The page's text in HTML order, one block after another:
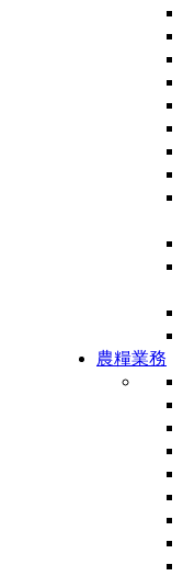
農糧業務